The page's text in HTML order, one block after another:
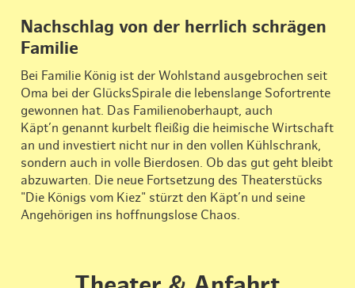
Nachschlag von der herrlich schrägen
Familie
Bei Familie König ist der Wohlstand ausgebrochen seit
Oma bei der GlücksSpirale die lebenslange Sofortrente
gewonnen hat. Das Familienoberhaupt, auch
Käpt’n genannt kurbelt fleißig die heimische Wirtschaft
an und investiert nicht nur in den vollen Kühlschrank,
sondern auch in volle Bierdosen. Ob das gut geht bleibt
abzuwarten. Die neue Fortsetzung des Theaterstücks
"Die Königs vom Kiez" stürzt den Käpt’n und seine
Angehörigen ins hoffnungslose Chaos.